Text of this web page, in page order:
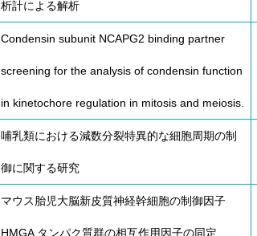
析計による解析
Condensin subunit NCAPG2 binding partner
screening for the analysis of condensin function
in kinetochore regulation in mitosis and meiosis.
哺乳類における減数分裂特異的な細胞周期の制
御に関する研究
マウス胎児大脳新皮質神経幹細胞の制御因子
HMGA タンパク質群の相互作用因子の同定